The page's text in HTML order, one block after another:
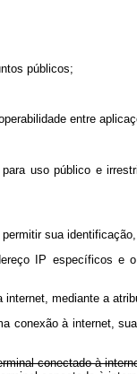
públicos;
entre
uso público e
sua
IP específicos e
mediante a
à internet,
conectado à